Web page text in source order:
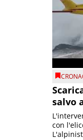
salvo
con